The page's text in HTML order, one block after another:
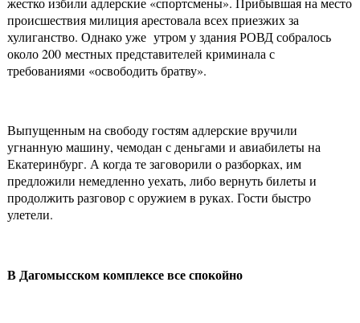
происшествия милиция арестовала всех приезжих за
хулиганство. Однако уже утром у здания РОВД собралось
около 200 местных представителей криминала с
требованиями «освободить братву».
Выпущенным на свободу гостям адлерские вручили
угнанную машину, чемодан с деньгами и авиабилеты на
Екатеринбург. А когда те заговорили о разборках, им
предложили немедленно уехать, либо вернуть билеты и
продолжить разговор с оружием в руках. Гости быстро
улетели.
В Дагомысском комплексе все спокойно